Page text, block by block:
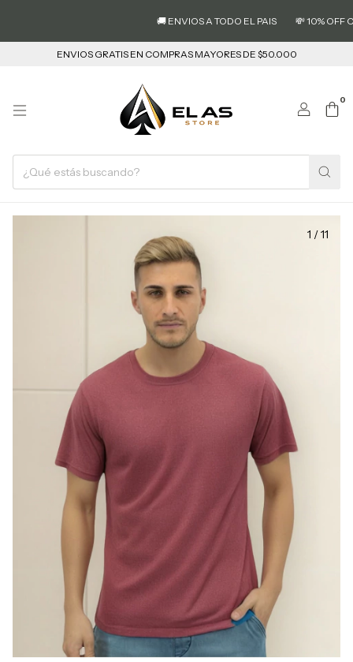
🚚 ENVIOS A TODO EL PAIS 💸 10% OFF
ENVIOS GRATIS EN COMPRAS MAYORES DE $50.000
0
1 /11